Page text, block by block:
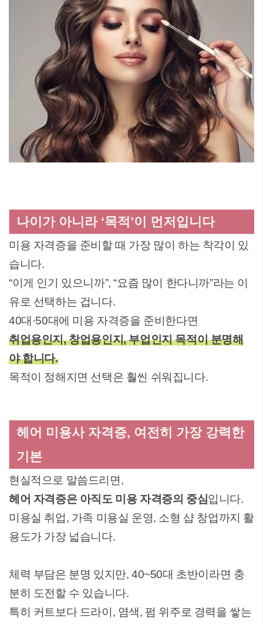
나이가 아니라 ‘목적’이 먼저입니다
미용 자격증을 준비할 때 가장 많이 하는 착각이 있
습니다.
“이게 인기 있으니까”, “요즘 많이 한다니까”라는 이
유로 선택하는 겁니다.
40대·50대에 미용 자격증을 준비한다면
취업용인지, 창업용인지, 부업인지 목적이 분명해
야 합니다.
목적이 정해지면 선택은 훨씬 쉬워집니다.
헤어 미용사 자격증, 여전히 가장 강력한
기본
현실적으로 말씀드리면,
헤어 자격증은 아직도 미용 자격증의 중심입니다.
미용실 취업, 가족 미용실 운영, 소형 샵 창업까지 활
용도가 가장 넓습니다.
체력 부담은 분명 있지만, 40~50대 초반이라면 충
분히 도전할 수 있습니다.
특히 커트보다 드라이, 염색, 펌 위주로 경력을 쌓는